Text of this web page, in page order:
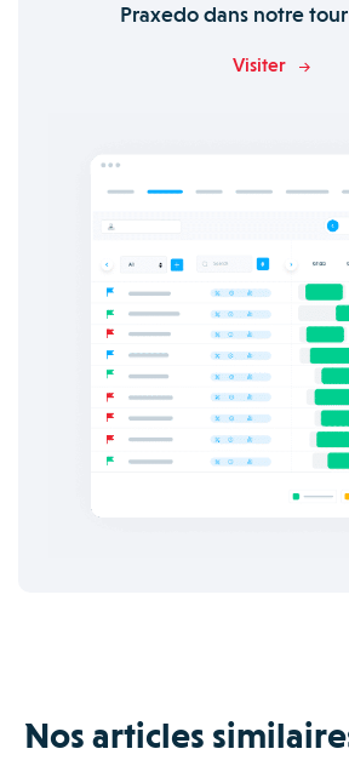
Praxedo dans notre
Visiter
Nos articles